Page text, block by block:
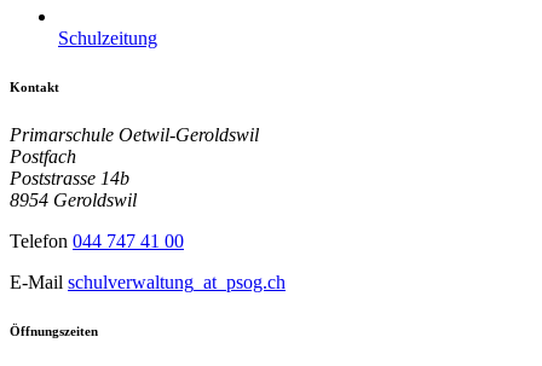
Schulzeitung
Kontakt
Primarschule Oetwil-Geroldswil
Postfach
Poststrasse 14b
8954 Geroldswil
Telefon 044 747 41 00
E-Mail schulverwaltung _at_ psog.ch
Öffnungszeiten